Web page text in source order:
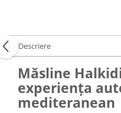
Descriere
Măsline
experiența
mediteranean